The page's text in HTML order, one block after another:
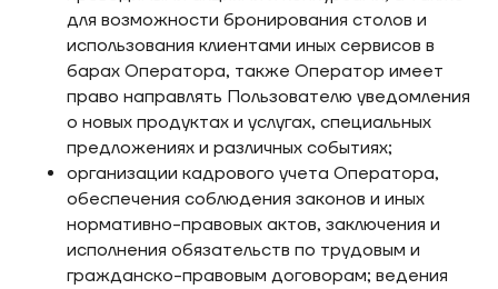
для возможности бронирования столов и
использования клиентами иных сервисов в
барах Оператора, также Оператор имеет
право направлять Пользователю уведомления
о новых продуктах и услугах, специальных
предложениях и различных событиях;
организации кадрового учета Оператора,
обеспечения соблюдения законов и иных
нормативно-правовых актов, заключения и
исполнения обязательств по трудовым и
гражданско-правовым договорам; ведения